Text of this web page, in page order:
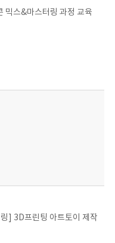
믹스&마스터링 과정 교육
] 3D프린팅 아트토이 제작